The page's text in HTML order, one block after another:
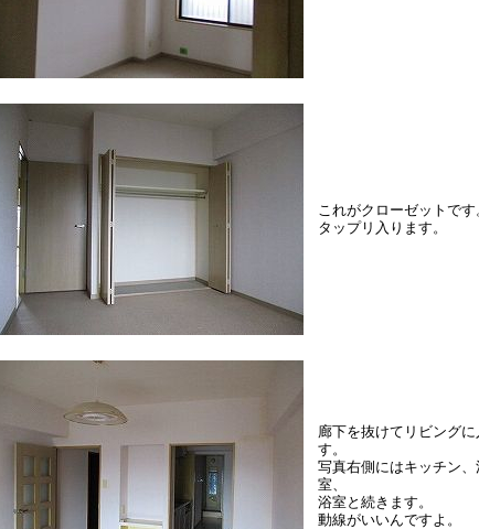
これがクローゼットです
タップリ入ります。
廊下を抜けてリビングに
す。
写真右側にはキッチン、
室、
浴室と続きます。
動線がいいんですよ。